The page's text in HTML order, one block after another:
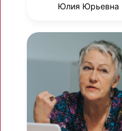
Юлия Юрьевна